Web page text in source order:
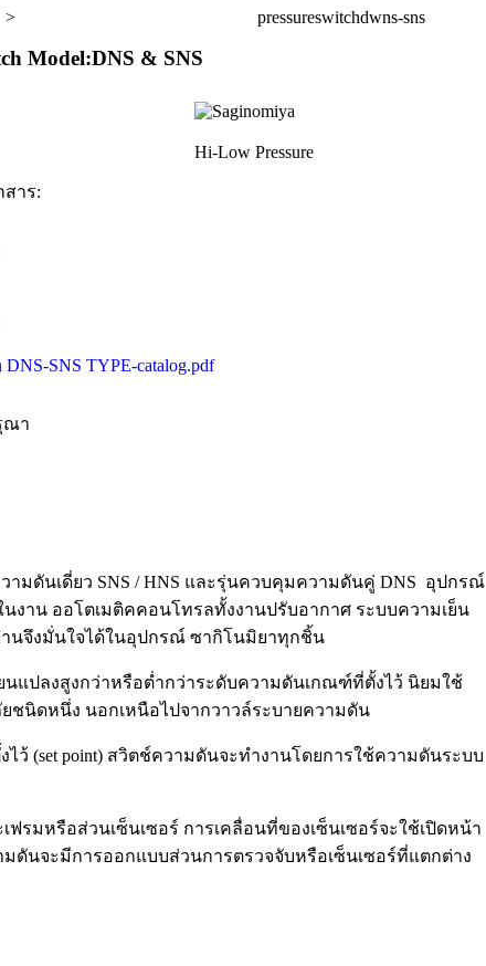
> pressureswitchdwns-sns
Model:DNS & SNS
Hi-Low Pressure
สาร:
DNS-SNS TYPE-catalog.pdf
ณา
มดันเดี่ยว SNS / HNS และรุ่นควบคุมความดันคู่ DNS อุปกรณ์
าน ออโตเมติคคอนโทรลทั้งงานปรับอากาศ ระบบความเย็น
นจึงมั่นใจได้ในอุปกรณ์ ซากิโนมิยาทุกชิ้น
นแปลงสูงกว่าหรือต่ำกว่าระดับความดันเกณฑ์ที่ตั้งไว้ นิยมใช้
นิดหนึ่ง นอกเหนือไปจากวาวล์ระบายความดัน
(set point) สวิตช์ความดันจะทำงานโดยการใช้ความดันระบบ
รมหรือส่วนเซ็นเซอร์ การเคลื่อนที่ของเซ็นเซอร์จะใช้เปิดหน้า
นจะมีการออกแบบส่วนการตรวจจับหรือเซ็นเซอร์ที่แตกต่าง